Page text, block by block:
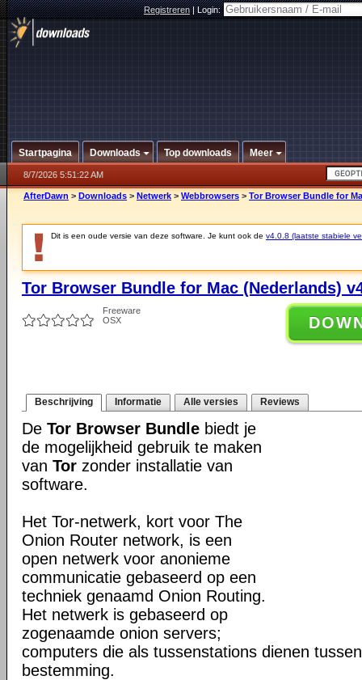
Registreren|Login:
Startpagina Downloads Top downloads Meer
8/7/2026 5:51:22 AM
AfterDawn > Downloads > Netwerk > Webbrowsers > Tor Browser Bundle for
Dit is een oude versie van deze software. Je kunt ook de v4.0.8 (laatste stabiele
Tor Browser Bundle for Mac (Nederlands)
Freeware
OSX
Beschrijving Informatie Alle versies Reviews
De Tor Browser Bundle biedt je
de mogelijkheid gebruik te maken
van Tor zonder installatie van
software.
Het Tor-netwerk, kort voor The
Onion Router network, is een
open netwerk voor anonieme
communicatie gebaseerd op een
techniek genaamd Onion Routing.
Het netwerk is gebaseerd op
zogenaamde onion servers;
computers die als tussenstations dienen
bestemming.